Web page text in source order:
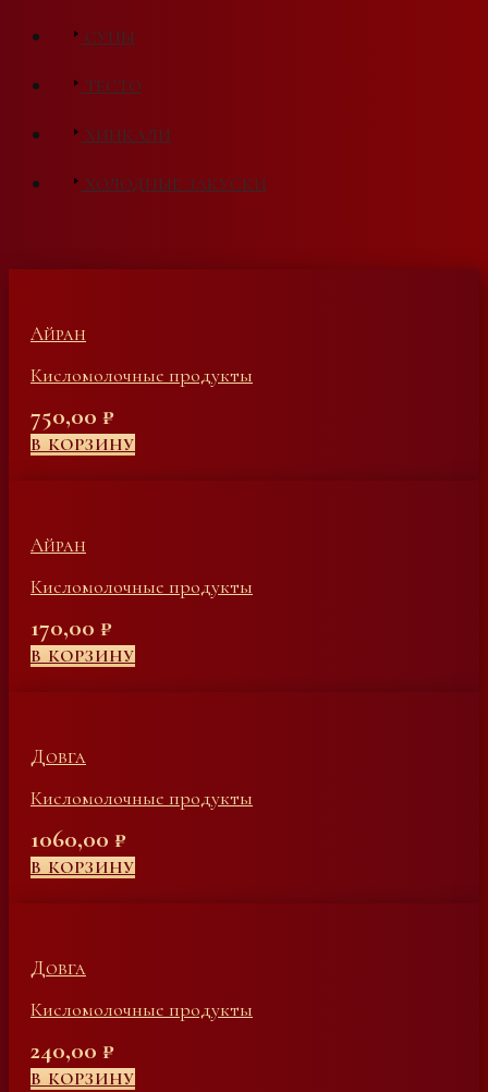
СУПЫ
ТЕСТО
ХИНКАЛИ
ХОЛОДНЫЕ ЗАКУСКИ
Айран
Кисломолочные продукты
750,00 ₽
В КОРЗИНУ
Айран
Кисломолочные продукты
170,00 ₽
В КОРЗИНУ
Довга
Кисломолочные продукты
1060,00 ₽
В КОРЗИНУ
Довга
Кисломолочные продукты
240,00 ₽
В КОРЗИНУ